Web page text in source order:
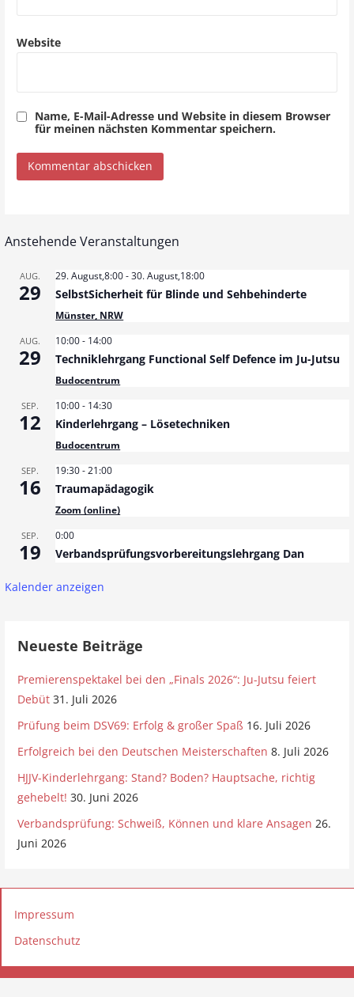
Website
Name, E-Mail-Adresse und Website in diesem Browser
für meinen nächsten Kommentar speichern.
Anstehende Veranstaltungen
AUG.
29
29. August,8:00-30. August,18:00
SelbstSicherheit für Blinde und Sehbehinderte
Münster, NRW
AUG.
29
10:00- 14:00
Techniklehrgang Functional Self Defence im Ju-Jutsu
Budocentrum
SEP.
12
10:00- 14:30
Kinderlehrgang – Lösetechniken
Budocentrum
SEP.
16
19:30-21:00
Traumapädagogik
Zoom (online)
SEP.
19
0:00
Verbandsprüfungsvorbereitungslehrgang Dan
Kalender anzeigen
Neueste Beiträge
Premierenspektakel bei den „Finals 2026“: Ju-Jutsu feiert
Debüt 31. Juli 2026
Prüfung beim DSV69: Erfolg & großer Spaß 16. Juli 2026
Erfolgreich bei den Deutschen Meisterschaften 8. Juli 2026
HJJV-Kinderlehrgang: Stand? Boden? Hauptsache, richtig
gehebelt! 30. Juni 2026
Verbandsprüfung: Schweiß, Können und klare Ansagen 26.
Juni 2026
Impressum
Datenschutz